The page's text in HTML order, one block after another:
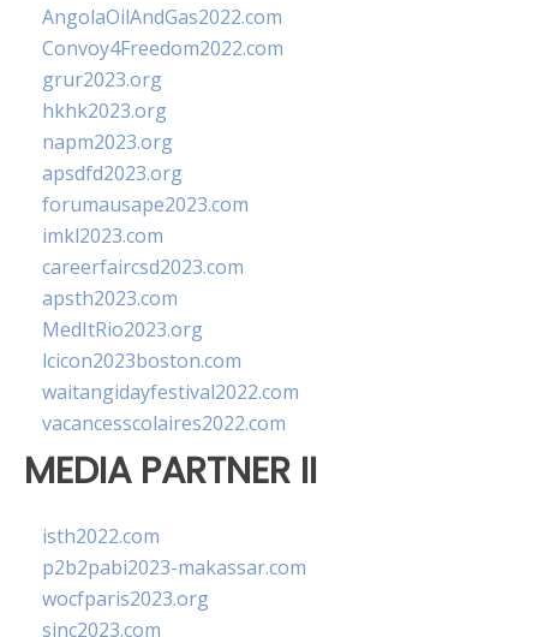
AngolaOilAndGas2022.com
Convoy4Freedom2022.com
grur2023.org
hkhk2023.org
napm2023.org
apsdfd2023.org
forumausape2023.com
imkl2023.com
careerfaircsd2023.com
apsth2023.com
MedItRio2023.org
lcicon2023boston.com
waitangidayfestival2022.com
vacancesscolaires2022.com
MEDIA PARTNER II
isth2022.com
p2b2pabi2023-makassar.com
wocfparis2023.org
sinc2023.com